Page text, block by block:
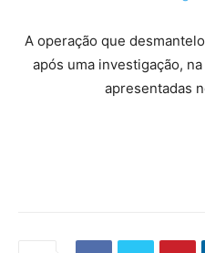
A operação que
após uma investigação,
apresentadas